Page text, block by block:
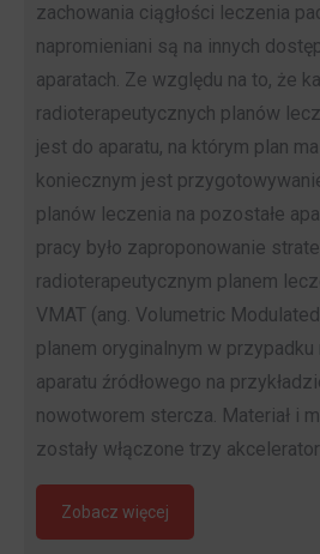
zachowania ciągłości leczenia
napromieniani są na innych
aparatach. Ze względu na to, że
radioterapeutycznych planów
jest do aparatu, na którym plan
koniecznym jest
planów leczenia na pozostałe
pracy było zaproponowanie
radioterapeutycznym planem
VMAT (ang. Volumetric
planem oryginalnym w
aparatu źródłowego na
nowotworem stercza. Materiał i
zostały włączone trzy
Zobacz więcej